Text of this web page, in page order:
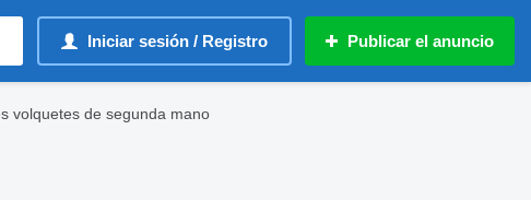
Iniciar sesión / Registro Publicar el anuncio
volquetes de segunda mano